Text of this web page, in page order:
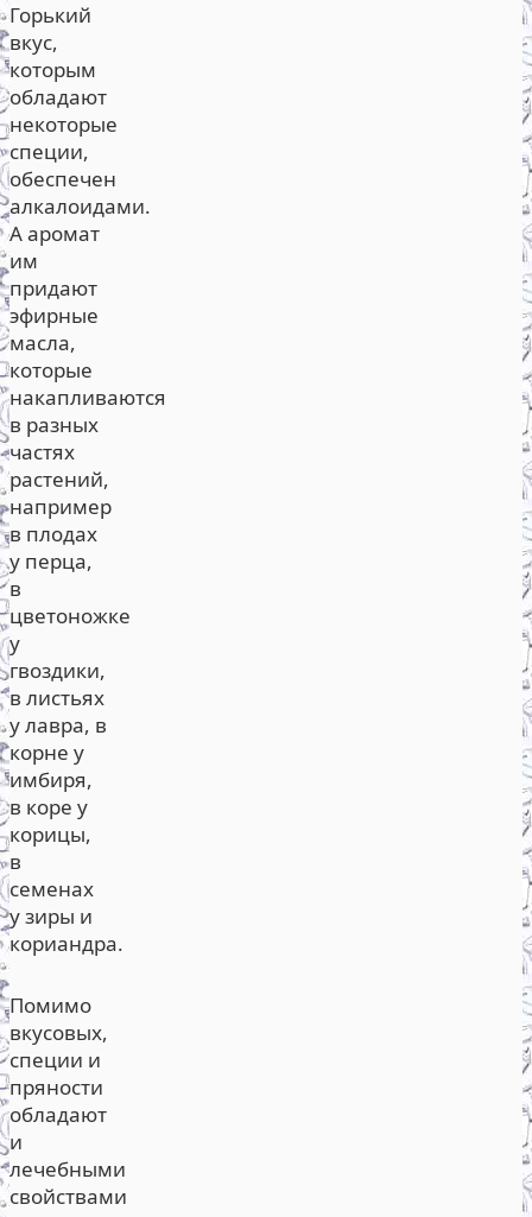
Горький
вкус,
которым
обладают
некоторые
специи,
обеспечен
алкалоидами.
А аромат
им
придают
эфирные
масла,
которые
накапливаются
в разных
частях
растений,
например
в плодах
у перца,
в
цветоножке
у
гвоздики,
в листьях
у лавра, в
корне у
имбиря,
в коре у
корицы,
в
семенах
у зиры и
кориандра.
Помимо
вкусовых,
специи и
пряности
обладают
и
лечебными
свойствами